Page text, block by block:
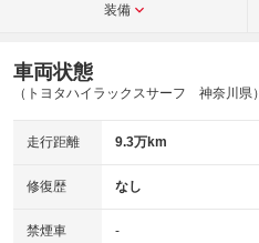
装備
車両状態
（トヨタハイラックスサーフ 神奈川県）
走行距離 9.3万km
修復歴 なし
禁煙車 -